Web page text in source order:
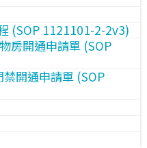
(SOP 1121101-2-2v3)
房開通申請單 (SOP
開通申請單 (SOP